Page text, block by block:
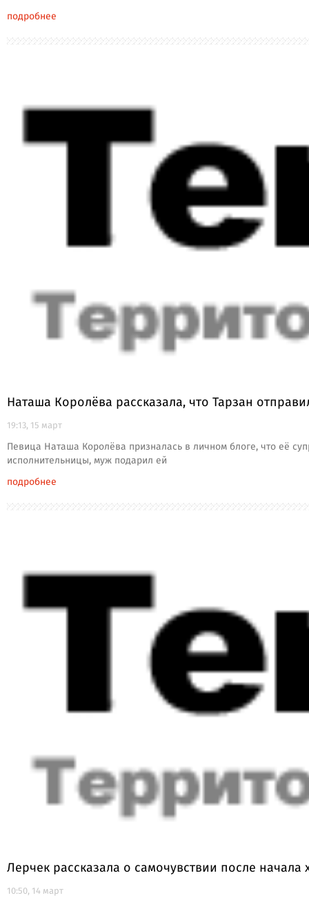
подробнее
Наташа Королёва рассказала, что Тарзан
19:13, 15 март
Певица Наташа Королёва призналась в личном блоге, что её
исполнительницы, муж подарил ей
подробнее
Лерчек рассказала о самочувствии после
10:50, 14 март